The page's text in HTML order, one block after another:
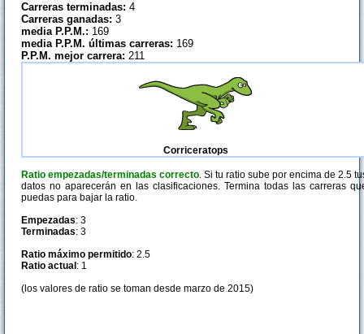
Carreras terminadas: 4
Carreras ganadas: 3
media P.P.M.: 169
media P.P.M. últimas carreras: 169
P.P.M. mejor carrera: 211
Corriceratops
Ratio empezadas/terminadas correcto. Si tu ratio sube por encima de 2.5
datos no aparecerán en las clasificaciones. Termina todas las carreras
puedas para bajar la ratio.
Empezadas: 3
Terminadas: 3
Ratio máximo permitido: 2.5
Ratio actual : 1
(los valores de ratio se toman desde marzo de 2015)